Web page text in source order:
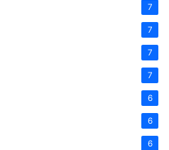
7
7
7
7
6
6
6